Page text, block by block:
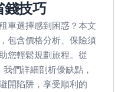
錢技巧
車選擇感到困惑？本文
包含價格分析、保險須
您輕鬆規劃旅程。從
們詳細剖析優缺點，
開陷阱，享受順利的